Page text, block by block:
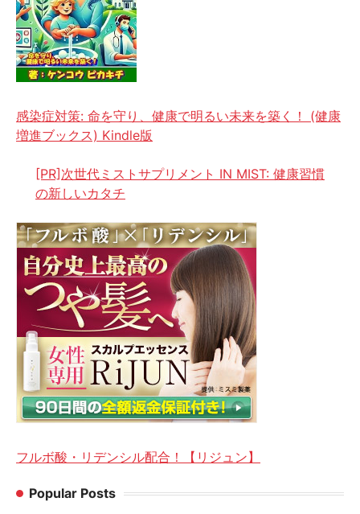
感染症対策: 命を守り、健康で明るい未来を築く！ (健康
増進ブックス) Kindle版
[PR]次世代ミストサプリメント IN MIST: 健康習慣
の新しいカタチ
フルボ酸・リデンシル配合！【リジュン】
Popular Posts